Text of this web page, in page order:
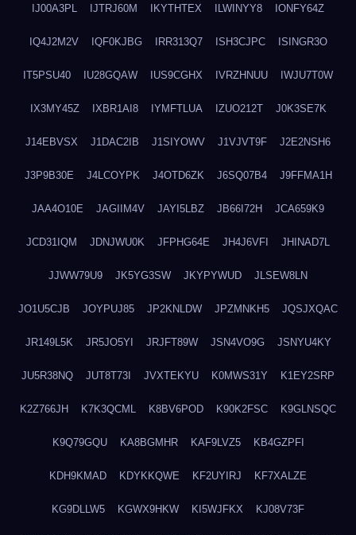
IJ00A3PL IJTRJ60M IKYTHTEX ILWINYY8 IONFY64Z
IQ4J2M2V IQF0KJBG IRR313Q7 ISH3CJPC ISINGR3O
IT5PSU40 IU28GQAW IUS9CGHX IVRZHNUU IWJU7T0W
IX3MY45Z IXBR1AI8 IYMFTLUA IZUO212T J0K3SE7K
J14EBVSX J1DAC2IB J1SIYOWV J1VJVT9F J2E2NSH6
J3P9B30E J4LCOYPK J4OTD6ZK J6SQ07B4 J9FFMA1H
JAA4O10E JAGIIM4V JAYI5LBZ JB66I72H JCA659K9
JCD31IQM JDNJWU0K JFPHG64E JH4J6VFI JHINAD7L
JJWW79U9 JK5YG3SW JKYPYWUD JLSEW8LN
JO1U5CJB JOYPUJ85 JP2KNLDW JPZMNKH5 JQSJXQAC
JR149L5K JR5JO5YI JRJFT89W JSN4VO9G JSNYU4KY
JU5R38NQ JUT8T73I JVXTEKYU K0MWS31Y K1EY2SRP
K2Z766JH K7K3QCML K8BV6POD K90K2FSC K9GLNSQC
K9Q79GQU KA8BGMHR KAF9LVZ5 KB4GZPFI
KDH9KMAD KDYKKQWE KF2UYIRJ KF7XALZE
KG9DLLW5 KGWX9HKW KI5WJFKX KJ08V73F